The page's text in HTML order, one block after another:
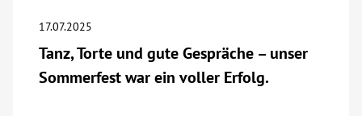
Beratung & Hilfe
17.07.2025
Tanz, Torte und gute Gespräche – unser
Sommerfest war ein voller Erfolg.